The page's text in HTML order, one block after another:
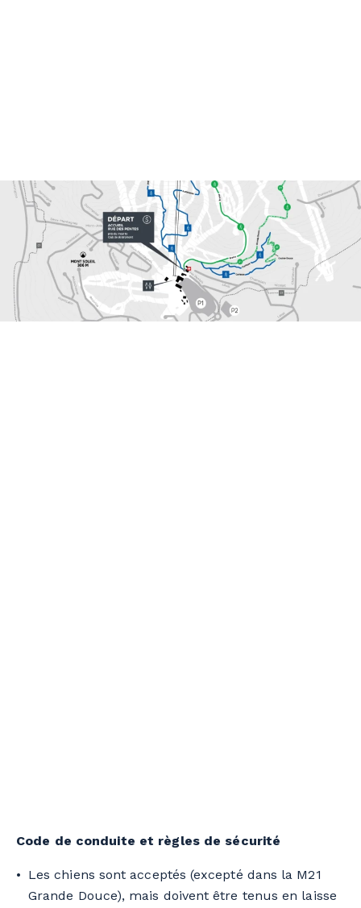
Code de conduite et règles de sécurité
Les chiens sont acceptés (excepté dans la M21
Grande Douce), mais doivent être tenus en laisse